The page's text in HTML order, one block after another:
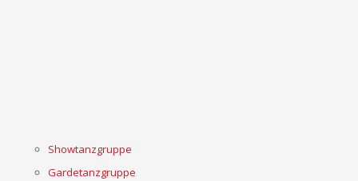
Showtanzgruppe
Gardetanzgruppe